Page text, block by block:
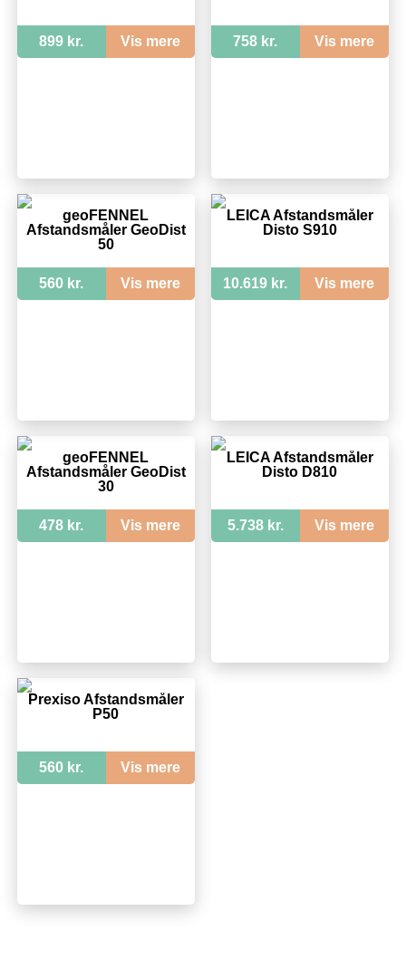
899 kr. Vis mere 758 kr. Vis mere
geoFENNEL
Afstandsmåler GeoDist
50
560 kr. Vis mere
LEICA Afstandsmåler
Disto S910
10.619 kr. Vis mere
geoFENNEL
Afstandsmåler GeoDist
30
478 kr. Vis mere
LEICA Afstandsmåler
Disto D810
5.738 kr. Vis mere
Prexiso Afstandsmåler
P50
560 kr. Vis mere